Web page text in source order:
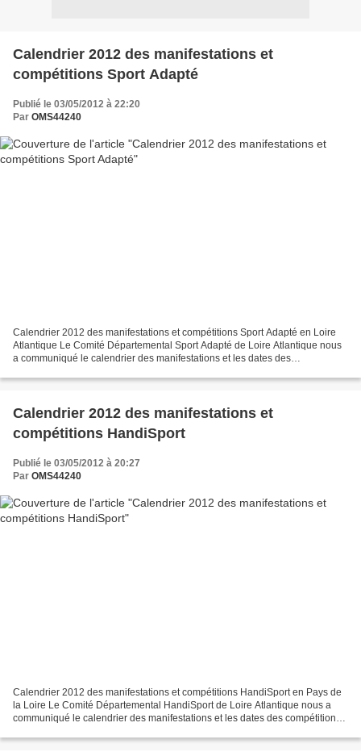
Calendrier 2012 des manifestations et
compétitions Sport Adapté
Publié le 03/05/2012 à 22:20
Par OMS44240
Calendrier 2012 des manifestations et compétitions Sport Adapté en Loire
Atlantique Le Comité Départemental Sport Adapté de Loire Atlantique nous
a communiqué le calendrier des manifestations et les dates des
Calendrier 2012 des manifestations et
compétitions HandiSport
Publié le 03/05/2012 à 20:27
Par OMS44240
Calendrier 2012 des manifestations et compétitions HandiSport en Pays de
la Loire Le Comité Départemental HandiSport de Loire Atlantique nous a
communiqué le calendrier des manifestations et les dates des compétitions